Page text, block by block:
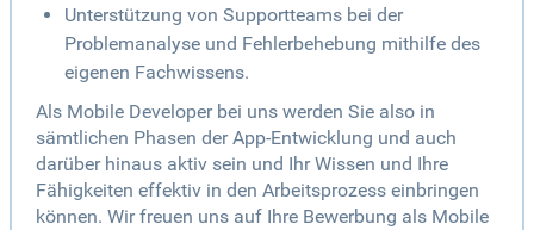
Unterstützung von Supportteams bei der
Problemanalyse und Fehlerbehebung mithilfe des
eigenen Fachwissens.
Als Mobile Developer bei uns werden Sie also in
sämtlichen Phasen der App-Entwicklung und auch
darüber hinaus aktiv sein und Ihr Wissen und Ihre
Fähigkeiten effektiv in den Arbeitsprozess einbringen
können. Wir freuen uns auf Ihre Bewerbung als Mobile